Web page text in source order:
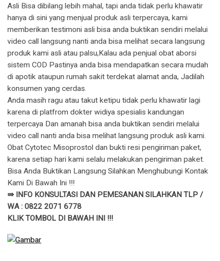
Asli Bisa dibilang lebih mahal, tapi anda tidak perlu khawatir
hanya di sini yang menjual produk asli terpercaya, kami
memberikan testimoni asli bisa anda buktikan sendiri melalui
video call langsung nanti anda bisa melihat secara langsung
produk kami asli atau palsu,Kalau ada penjual obat aborsi
sistem COD Pastinya anda bisa mendapatkan secara mudah
di apotik ataupun rumah sakit terdekat alamat anda, Jadilah
konsumen yang cerdas.
Anda masih ragu atau takut ketipu tidak perlu khawatir lagi
karena di platfrom dokter widiya spesialis kandungan
terpercaya Dan amanah bisa anda buktikan sendiri melalui
video call nanti anda bisa melihat langsung produk asli kami.
Obat Cytotec Misoprostol dan bukti resi pengiriman paket,
karena setiap hari kami selalu melakukan pengiriman paket.
Bisa Anda Buktikan Langsung Silahkan Menghubungi Kontak
Kami Di Bawah Ini !!!
⇛ INFO KONSULTASI DAN PEMESANAN SILAHKAN TLP /
WA : 0822 2071 6778
KLIK TOMBOL DI BAWAH INI !!!